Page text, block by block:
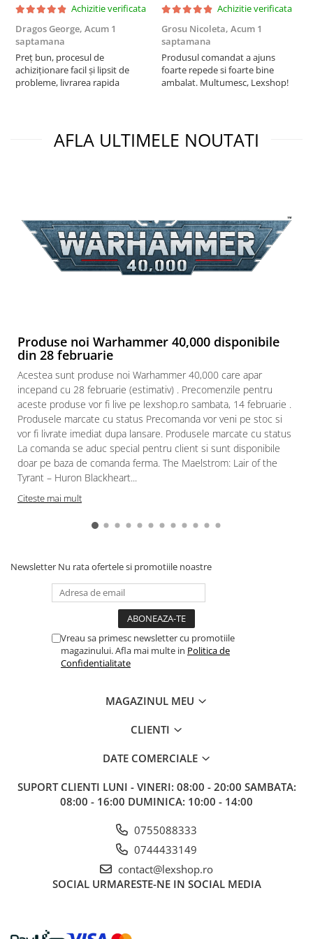
Puzzle 3D
Puzzle 8000 piese
Puzzle 150 piese
Puzzle 1000 piese fluorescent
Puzzle 24 piese
Puzzle 275 piese
Puzzle 550 piese
Warhammer
Starter Sets
Books and Codex
Accesorii
Figurine
Star Wars figurine
Friday The 13th
Marvel Univers
Figurine diverse
One Piece
Dragon Ball
Accesorii Gundam
Transformers
Alte RPG
Achizitie verificata
Dragos George, Acum 1
saptamana
Preț bun, procesul de
achiziționare facil și lipsit de
probleme, livrarea rapida
Achizitie verificata
Grosu Nicoleta, Acum 1
saptamana
Produsul comandat a ajuns
foarte repede si foarte bine
ambalat. Multumesc, Lexshop!
AFLA ULTIMELE NOUTATI
Produse noi Warhammer 40,000 disponibile
din 28 februarie
Acestea sunt produse noi Warhammer 40,000 care apar
incepand cu 28 februarie (estimativ) . Precomenzile pentru
aceste produse vor fi live pe lexshop.ro sambata, 14 februarie .
Produsele marcate cu status Precomanda vor veni pe stoc si
vor fi livrate imediat dupa lansare. Produsele marcate cu status
La comanda se aduc special pentru client si sunt disponibile
doar pe baza de comanda ferma. The Maelstrom: Lair of the
Tyrant – Huron Blackheart...
Citeste mai mult
Newsletter Nu rata ofertele si promotiile noastre
Vreau sa primesc newsletter cu promotiile
magazinului. Afla mai multe in Politica de
Confidentialitate
MAGAZINUL MEU
CLIENTI
DATE COMERCIALE
SUPORT CLIENTI LUNI - VINERI: 08:00 - 20:00 SAMBATA:
08:00 - 16:00 DUMINICA: 10:00 - 14:00
0755088333
0744433149
contact@lexshop.ro
SOCIAL URMARESTE-NE IN SOCIAL MEDIA